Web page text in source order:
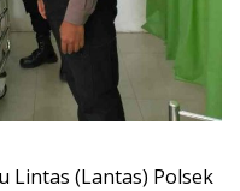
Lintas (Lantas) Polsek